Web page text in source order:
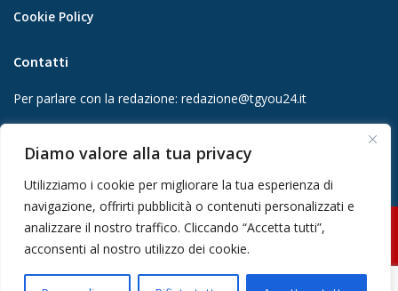
Diamo valore alla tua privacy
Utilizziamo i cookie per migliorare la tua esperienza di
navigazione, offrirti pubblicità o contenuti personalizzati e
analizzare il nostro traffico. Cliccando “Accetta tutti”,
acconsenti al nostro utilizzo dei cookie.
Cookie Policy
Contatti
Per parlare con la redazione: redazione@tgyou24.it
03234710642 | C.F: MSSGLC89D15L483O | REA: AV - 313130 | Domicilio